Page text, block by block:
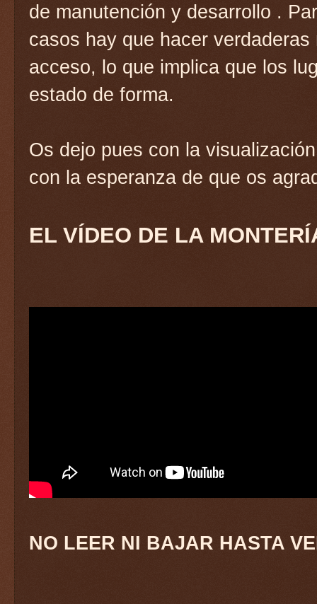
de manutención y desarrollo .
casos hay que hacer
acceso, lo que implica que los
estado de forma.
Os dejo pues con la
con la esperanza de que os
EL VÍDEO DE LA
NO LEER NI BAJAR HASTA